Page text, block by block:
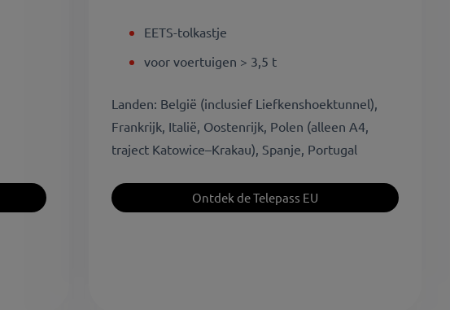
EETS-tolkastje
voor voertuigen > 3,5 t
Landen: België (inclusief Liefkenshoektunnel),
Frankrijk, Italië, Oostenrijk, Polen (alleen A4,
traject Katowice–Krakau), Spanje, Portugal
Ontdek de Telepass EU